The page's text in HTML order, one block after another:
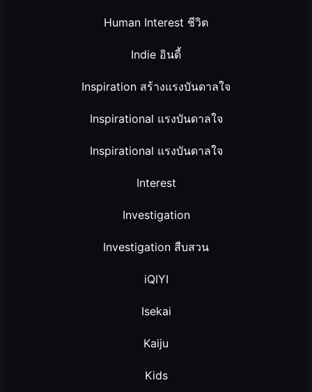
Human Interest ชีวิต
Indie อินดี้
Inspiration สร้างแรงบันดาลใจ
Inspirational แรงบันดาลใจ
Inspirational แรงบันดาลใจ
Interest
Investigation
Investigation สืบสวน
iQIYI
Isekai
Kaiju
Kids